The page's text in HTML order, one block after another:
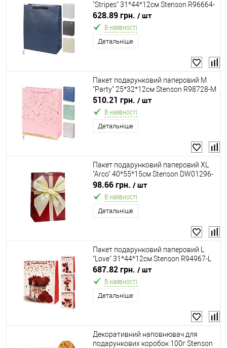
"Stripes" 31*44*12см Stenson R96664-
L
628.89 грн. / шт
В наявності
Детальніше
Пакет подарунковий паперовий M
"Party" 25*32*12см Stenson R98728-M
510.21 грн. / шт
В наявності
Детальніше
Пакет подарунковий паперовий XL
"Arco" 40*55*15см Stenson DW01296-
XL
98.66 грн. / шт
В наявності
Детальніше
Пакет подарунковий паперовий L
"Love" 31*44*12см Stenson R94967-L
687.82 грн. / шт
В наявності
Детальніше
Декоративний наповнювач для
подарункових коробок 100г Stenson